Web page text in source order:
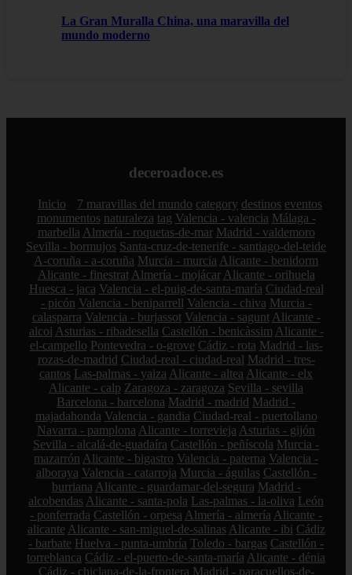
La Gran Muralla China, una maravilla del
mundo moderno
deceroadoce.es
Inicio 7 maravillas del mundo category destinos eventos
monumentos naturaleza tag Valencia - valencia Málaga -
marbella Almería - roquetas-de-mar Madrid - valdemoro
Sevilla - bormujos Santa-cruz-de-tenerife - santiago-del-teide
A-coruña - a-coruña Murcia - murcia Alicante - benidorm
Alicante - finestrat Almería - mojácar Alicante - orihuela
Huesca - jaca Valencia - el-puig-de-santa-maría Ciudad-real
- picón Valencia - beniparrell Valencia - chiva Murcia -
calasparra Valencia - burjassot Valencia - sagunt Alicante -
alcoi Asturias - ribadesella Castellón - benicàssim Alicante -
el-campello Pontevedra - o-grove Cádiz - rota Madrid - las-
rozas-de-madrid Ciudad-real - ciudad-real Madrid - tres-
cantos Las-palmas - yaiza Alicante - altea Alicante - elx
Alicante - calp Zaragoza - zaragoza Sevilla - sevilla
Barcelona - barcelona Madrid - madrid Madrid -
majadahonda Valencia - gandia Ciudad-real - puertollano
Navarra - pamplona Alicante - torrevieja Asturias - gijón
Sevilla - alcalá-de-guadaíra Castellón - peñíscola Murcia -
mazarrón Alicante - bigastro Valencia - paterna Valencia -
alboraya Valencia - catarroja Murcia - águilas Castellón -
burriana Alicante - guardamar-del-segura Madrid -
alcobendas Alicante - santa-pola Las-palmas - la-oliva León
- ponferrada Castellón - orpesa Almería - almería Alicante -
alicante Alicante - san-miguel-de-salinas Alicante - ibi Cádiz
- barbate Huelva - punta-umbría Toledo - bargas Castellón -
torreblanca Cádiz - el-puerto-de-santa-maría Alicante - dénia
Cádiz - chiclana-de-la-frontera Madrid - paracuellos-de-